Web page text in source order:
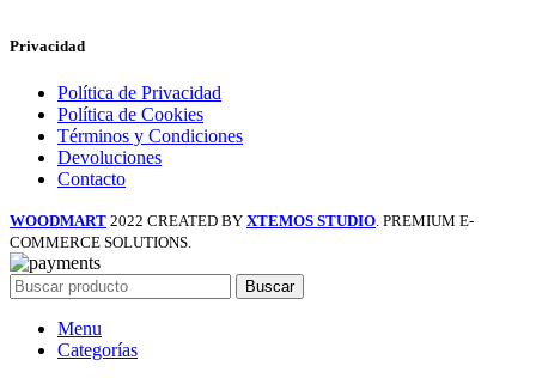
Privacidad
Política de Privacidad
Política de Cookies
Términos y Condiciones
Devoluciones
Contacto
WOODMART 2022 CREATED BY XTEMOS STUDIO . PREMIUM E-
COMMERCE SOLUTIONS.
Buscar
Menu
Categorías